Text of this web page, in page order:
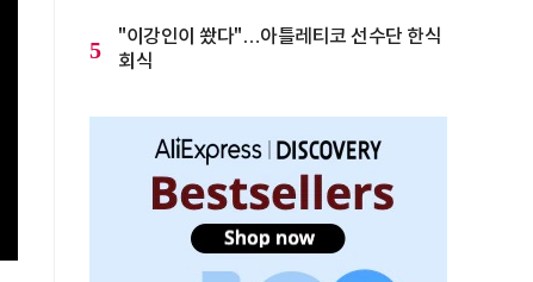
5
"이강인이 쐈다"…아틀레티코 선수단 한식
회식